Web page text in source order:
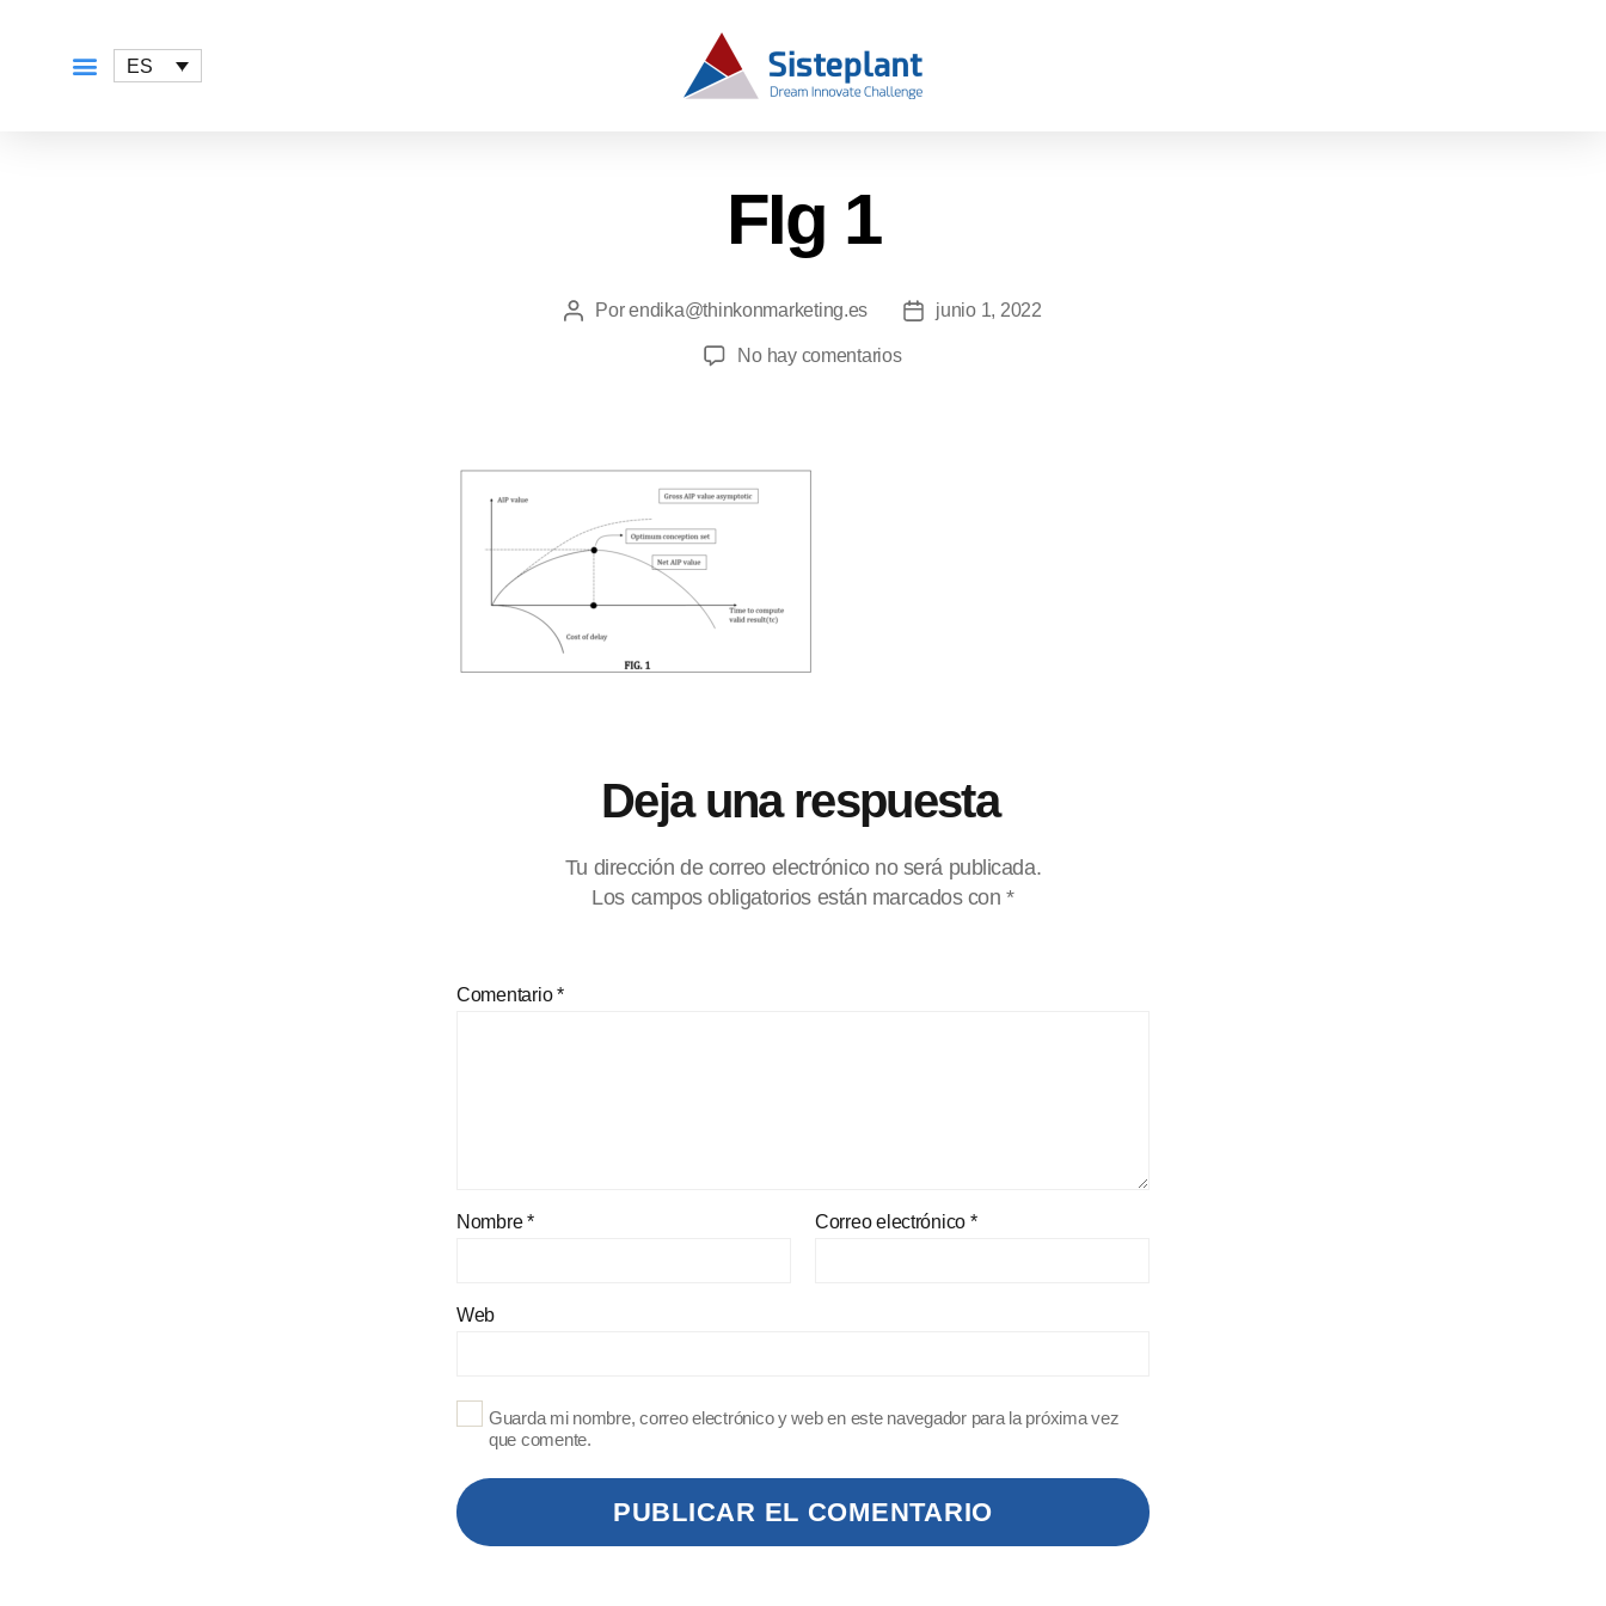
ES
FIg 1
Porendika@thinkonmarketing.es junio 1, 2022
No hay comentarios
Deja una respuesta
Tu dirección de correo electrónico no será publicada.
Los campos obligatorios están marcados con*
Comentario*
Nombre* Correo electrónico *
Web
Guarda mi nombre, correo electrónico y web en este navegador para la próxima vez
que comente.